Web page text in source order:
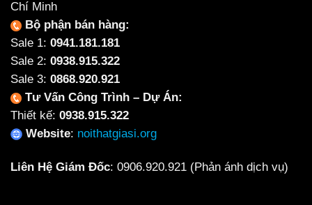
Chí Minh
Bộ phận bán hàng:
Sale 1: 0941.181.181
Sale 2: 0938.915.322
Sale 3: 0868.920.921
Tư Vấn Công Trình – Dự Án:
Thiết kế: 0938.915.322
Website: noithatgiasi.org
Liên Hệ Giám Đốc: 0906.920.921 (Phản ánh dịch vụ)